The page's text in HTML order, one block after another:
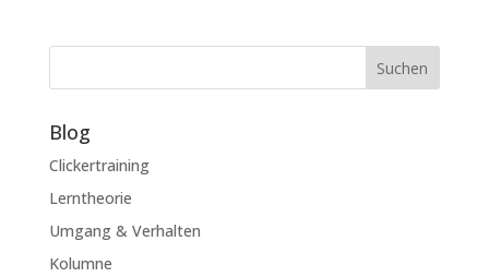
Suchen
Blog
Clickertraining
Lerntheorie
Umgang & Verhalten
Kolumne